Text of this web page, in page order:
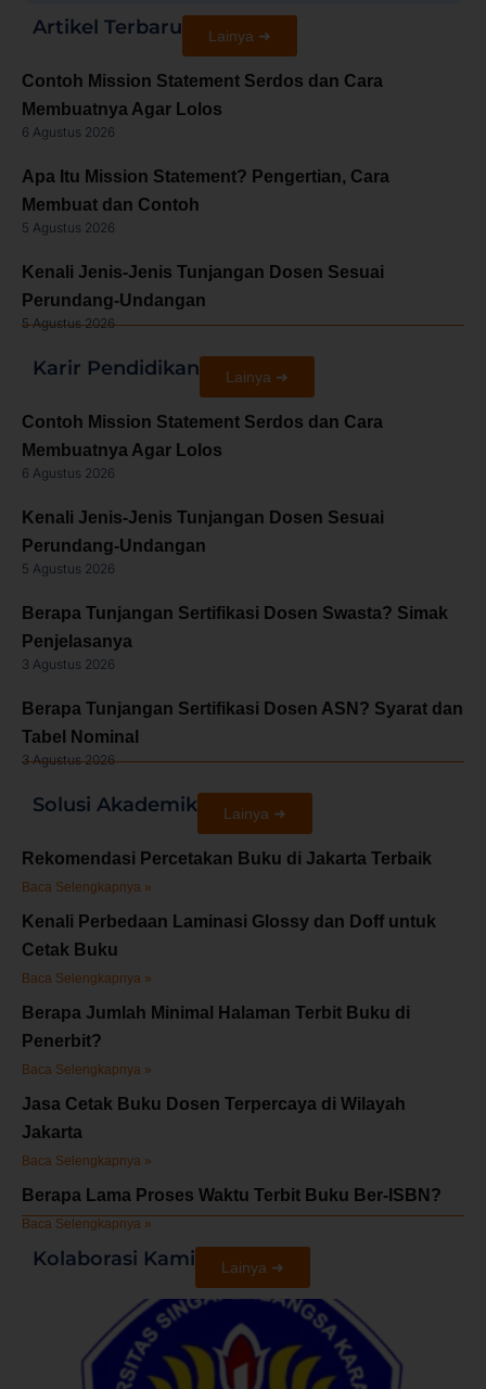
Artikel Terbaru Lainya ➜
Contoh Mission Statement Serdos dan Cara
Membuatnya Agar Lolos
6 Agustus 2026
Apa Itu Mission Statement? Pengertian, Cara
Membuat dan Contoh
5 Agustus 2026
Kenali Jenis-Jenis Tunjangan Dosen Sesuai
Perundang-Undangan
5 Agustus 2026
Karir Pendidikan Lainya ➜
Contoh Mission Statement Serdos dan Cara
Membuatnya Agar Lolos
6 Agustus 2026
Kenali Jenis-Jenis Tunjangan Dosen Sesuai
Perundang-Undangan
5 Agustus 2026
Berapa Tunjangan Sertifikasi Dosen Swasta? Simak
Penjelasanya
3 Agustus 2026
Berapa Tunjangan Sertifikasi Dosen ASN? Syarat dan
Tabel Nominal
3 Agustus 2026
Solusi Akademik Lainya ➜
Rekomendasi Percetakan Buku di Jakarta Terbaik
Baca Selengkapnya »
Kenali Perbedaan Laminasi Glossy dan Doff untuk
Cetak Buku
Baca Selengkapnya »
Berapa Jumlah Minimal Halaman Terbit Buku di
Penerbit?
Baca Selengkapnya »
Jasa Cetak Buku Dosen Terpercaya di Wilayah
Jakarta
Baca Selengkapnya »
Berapa Lama Proses Waktu Terbit Buku Ber-ISBN?
Baca Selengkapnya »
Kolaborasi Kami Lainya ➜